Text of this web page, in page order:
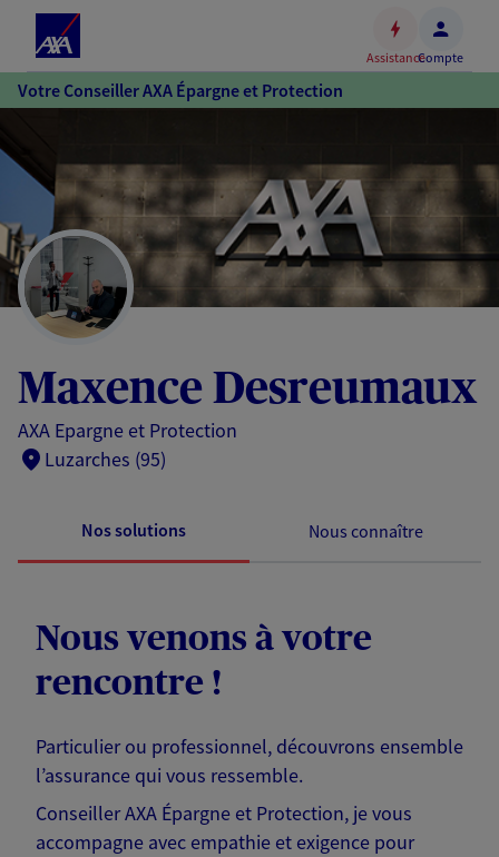
Accéder
au
Accéder
au
pied
de
page
AssistanceCompte
Votre Conseiller AXA Épargne et Protection
Maxence Desreumaux
AXA Epargne et Protection
Luzarches (95)
Nos solutions Nous connaître
Nous venons à votre
rencontre !
Particulier ou professionnel, découvrons ensemble
l’assurance qui vous ressemble.
Conseiller AXA Épargne et Protection, je vous
accompagne avec empathie et exigence pour